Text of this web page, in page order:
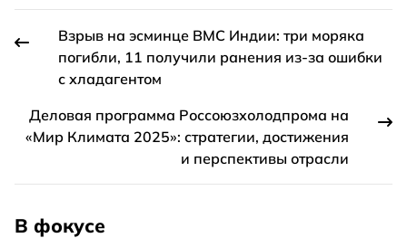
Взрыв на эсминце ВМС Индии: три моряка
погибли, 11 получили ранения из-за ошибки
с хладагентом
Деловая программа Россоюзхолодпрома на
«Мир Климата 2025»: стратегии, достижения
и перспективы отрасли
В фокусе